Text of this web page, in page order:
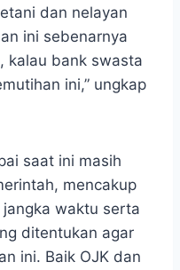
dan nelayan
ini sebenarnya
kalau bank swasta
ini,” ungkap
saat ini masih
mencakup
waktu serta
ditentukan agar
ini. Baik OJK dan